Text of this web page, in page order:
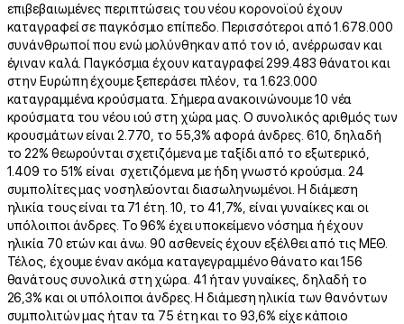
επιβεβαιωμένες περιπτώσεις του νέου κορονοϊού έχουν
καταγραφεί σε παγκόσμιο επίπεδο. Περισσότεροι από 1.678.000
συνάνθρωποί που ενώ μολύνθηκαν από τον ιό, ανέρρωσαν και
έγιναν καλά. Παγκόσμια έχουν καταγραφεί 299.483 θάνατοι και
στην Ευρώπη έχουμε ξεπεράσει πλέον, τα 1.623.000
καταγραμμένα κρούσματα. Σήμερα ανακοινώνουμε 10 νέα
κρούσματα του νέου ιού στη χώρα μας. Ο συνολικός αριθμός των
κρουσμάτων είναι 2.770, το 55,3% αφορά άνδρες. 610, δηλαδή
το 22% θεωρούνται σχετιζόμενα με ταξίδι από το εξωτερικό,
1.409 το 51% είναι σχετιζόμενα με ήδη γνωστό κρούσμα. 24
συμπολίτες μας νοσηλεύονται διασωληνωμένοι. Η διάμεση
ηλικία τους είναι τα 71 έτη. 10, το 41,7%, είναι γυναίκες και οι
υπόλοιποι άνδρες. Το 96% έχει υποκείμενο νόσημα ή έχουν
ηλικία 70 ετών και άνω. 90 ασθενείς έχουν εξέλθει από τις ΜΕΘ.
Τέλος, έχουμε έναν ακόμα καταγεγραμμένο θάνατο και 156
θανάτους συνολικά στη χώρα. 41 ήταν γυναίκες, δηλαδή το
26,3% και οι υπόλοιποι άνδρες. Η διάμεση ηλικία των θανόντων
συμπολιτών μας ήταν τα 75 έτη και το 93,6% είχε κάποιο